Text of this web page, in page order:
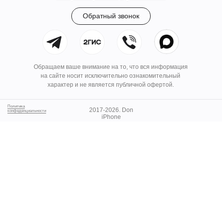
Обратный звонок
2017-2026. Don
iPhone
Политика
конфеденциальности
Обращаем ваше внимание на то, что вся информация
на сайте носит исключительно ознакомительный
характер и не является публичной офертой.